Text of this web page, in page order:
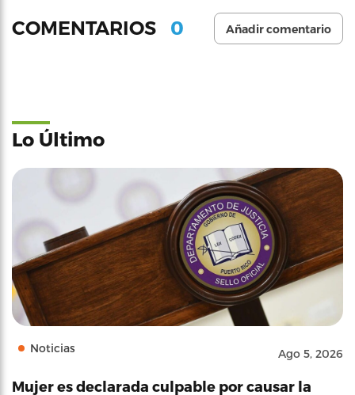
COMENTARIOS 0 Añadir comentario
Lo Último
Noticias Ago 5, 2026
Mujer es declarada culpable por causar la